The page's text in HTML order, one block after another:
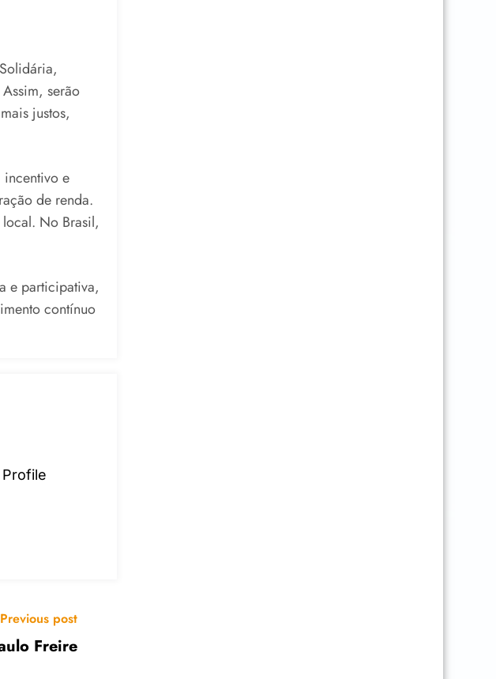
serão
justos,
e
de renda.
No Brasil,
e participativa,
contínuo
Previous post
Freire